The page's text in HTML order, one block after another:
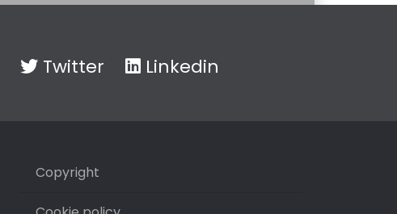
Twitter Linkedin
Copyright